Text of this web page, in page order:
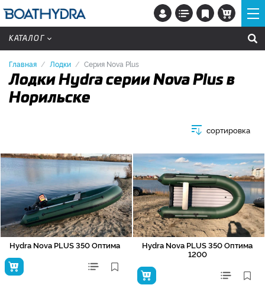
КАТАЛОГ
Главная Лодки Серия Nova Plus
Лодки Hydra серии Nova Plus в
Норильске
сортировка
Hydra Nova PLUS 350 Оптима
Hydra Nova PLUS 350 Оптима
1200